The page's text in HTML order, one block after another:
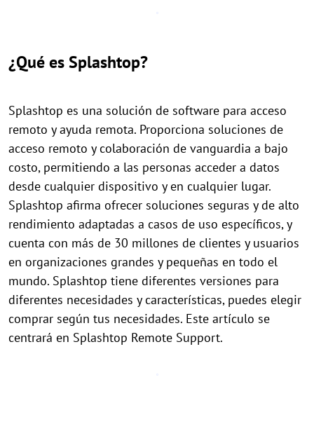
¿Qué es Splashtop?
Splashtop es una solución de software para acceso
remoto y ayuda remota. Proporciona soluciones de
acceso remoto y colaboración de vanguardia a bajo
costo, permitiendo a las personas acceder a datos
desde cualquier dispositivo y en cualquier lugar.
Splashtop afirma ofrecer soluciones seguras y de alto
rendimiento adaptadas a casos de uso específicos, y
cuenta con más de 30 millones de clientes y usuarios
en organizaciones grandes y pequeñas en todo el
mundo. Splashtop tiene diferentes versiones para
diferentes necesidades y características, puedes elegir
comprar según tus necesidades. Este artículo se
centrará en Splashtop Remote Support.